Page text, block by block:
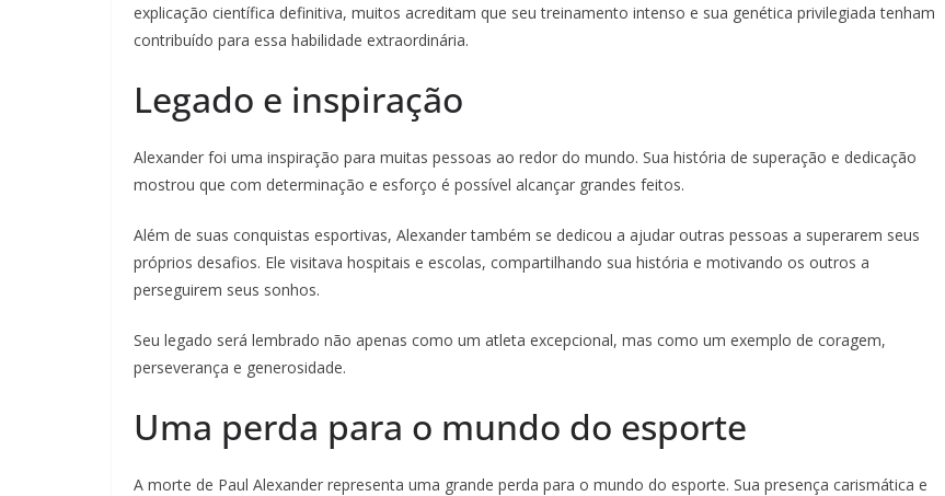
explicação científica definitiva, muitos acreditam que seu treinamento intenso e sua genética privilegiada tenham
contribuído para essa habilidade extraordinária.
Legado e inspiração
Alexander foi uma inspiração para muitas pessoas ao redor do mundo. Sua história de superação e dedicação
mostrou que com determinação e esforço é possível alcançar grandes feitos.
Além de suas conquistas esportivas, Alexander também se dedicou a ajudar outras pessoas a superarem seus
próprios desafios. Ele visitava hospitais e escolas, compartilhando sua história e motivando os outros a
perseguirem seus sonhos.
Seu legado será lembrado não apenas como um atleta excepcional, mas como um exemplo de coragem,
perseverança e generosidade.
Uma perda para o mundo do esporte
A morte de Paul Alexander representa uma grande perda para o mundo do esporte. Sua presença carismática e